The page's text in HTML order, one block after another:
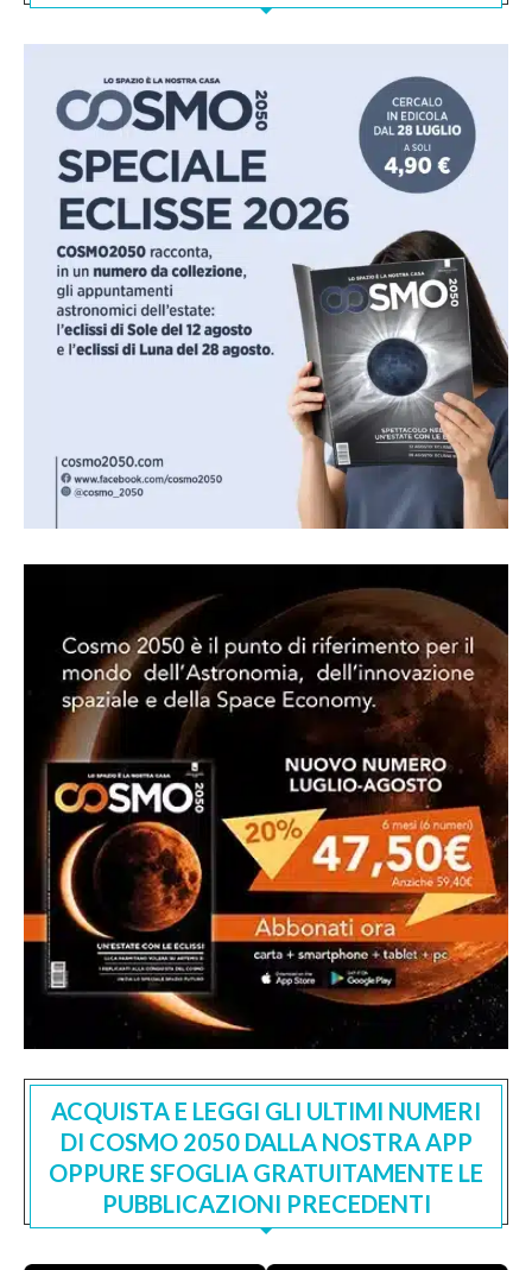
ACQUISTA E LEGGI GLI ULTIMI NUMERI
DI COSMO 2050 DALLA NOSTRA APP
OPPURE SFOGLIA GRATUITAMENTE LE
PUBBLICAZIONI PRECEDENTI